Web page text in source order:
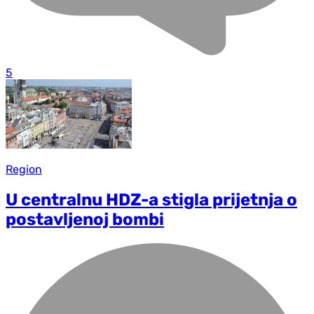
5
Region
U centralnu HDZ-a stigla prijetnja o
postavljenoj bombi